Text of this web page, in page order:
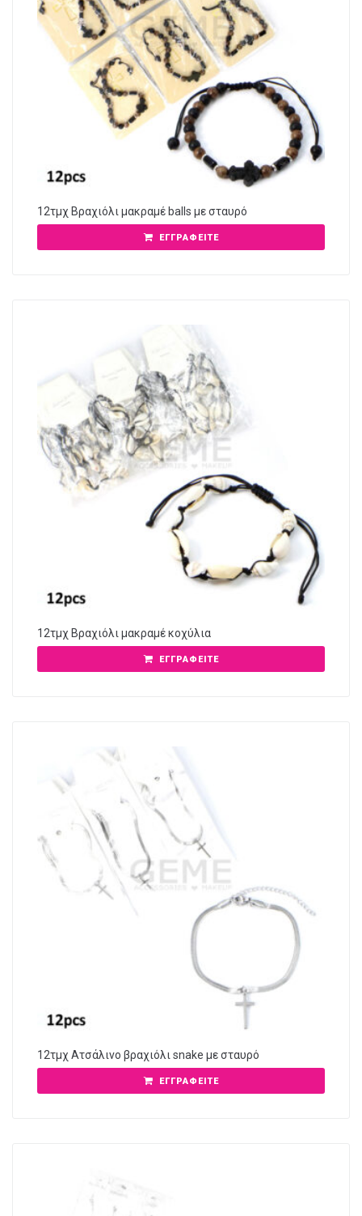
12τμχ Βραχιόλι μακραμέ balls με σταυρό
ΕΓΓΡΑΦΕΊΤΕ
12τμχ Βραχιόλι μακραμέ κοχύλια
ΕΓΓΡΑΦΕΊΤΕ
12τμχ Ατσάλινο βραχιόλι snake με σταυρό
ΕΓΓΡΑΦΕΊΤΕ